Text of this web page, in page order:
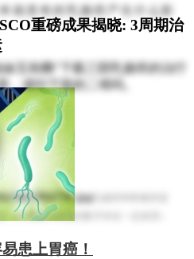
就患有的乳腺癌产生什么影
互助圈“下载三阴乳腺癌的治疗
，请扫下面的二维码。
乳腺癌和卵巢癌是
（不同统计来源的数字存在一定差异）
重磅成果揭晓: 3周期治
患上胃癌！